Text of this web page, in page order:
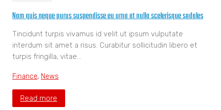
Nam quis neque purus suspendisse eu urna at nulla scelerisque sodales
Tincidunt turpis vivamus id velit ut ipsum vulputate
interdum sit amet a risus. Curabitur sollicitudin libero et
turpis fringilla, vitae…
Finance, News
Read more